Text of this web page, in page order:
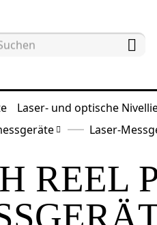
Laser- und optische
Laser-
REEL